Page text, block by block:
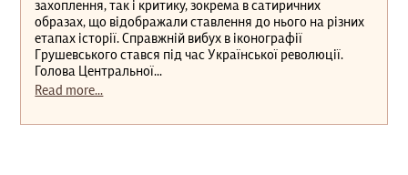
захоплення, так і критику, зокрема в сатиричних
образах, що відображали ставлення до нього на різних
етапах історії. Справжній вибух в іконографії
Грушевського стався під час Української революції.
Голова Центральної...
Read more...